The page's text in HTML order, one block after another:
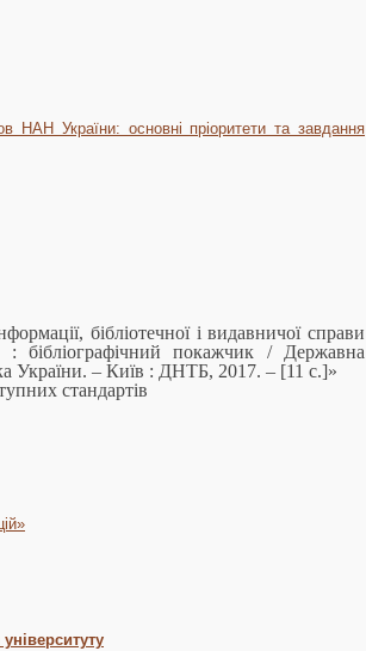
НАН України: основні пріоритети та завдання
бібліотечної і видавничої справи
бібліографічний покажчик / Державна
України. – Київ : ДНТБ, 2017. – [11 с.]»
стандартів